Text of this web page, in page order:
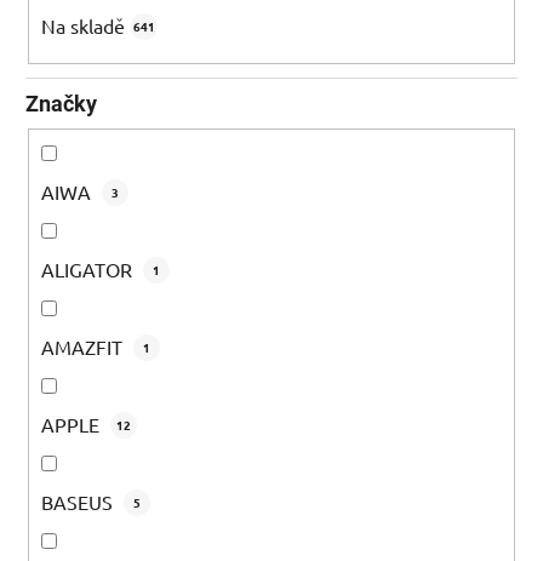
ů
Na skladě 641
Značky
AIWA 3
ALIGATOR 1
AMAZFIT 1
APPLE 12
BASEUS 5